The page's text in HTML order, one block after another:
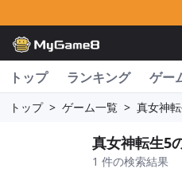
トップ ランキング ゲー
トップ > ゲーム一覧 > 真女神
真女神転生5
1 件の検索結果